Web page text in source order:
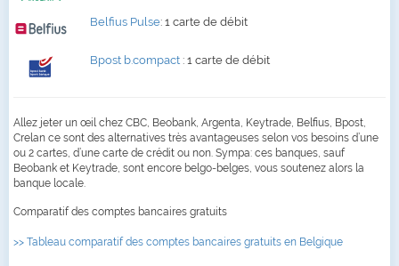
Belfius Pulse: 1 carte de débit
Bpost b.compact : 1 carte de débit
Allez jeter un œil chez CBC, Beobank, Argenta, Keytrade, Belfius, Bpost,
Crelan ce sont des alternatives très avantageuses selon vos besoins d’une
ou 2 cartes, d’une carte de crédit ou non. Sympa: ces banques, sauf
Beobank et Keytrade, sont encore belgo-belges, vous soutenez alors la
banque locale.
Comparatif des comptes bancaires gratuits
>> Tableau comparatif des comptes bancaires gratuits en Belgique